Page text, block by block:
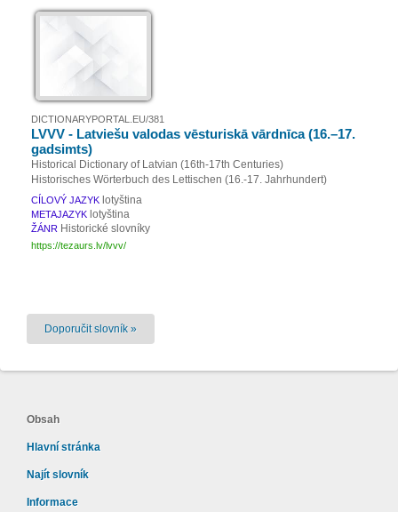
DICTIONARYPORTAL.EU/381
LVVV - Latviešu valodas vēsturiskā vārdnīca (16.–17.
gadsimts)
Historical Dictionary of Latvian (16th-17th Centuries)
Historisches Wörterbuch des Lettischen (16.-17. Jahrhundert)
CÍLOVÝ JAZYK lotyština
METAJAZYK lotyština
ŽÁNR Historické slovníky
https://tezaurs.lv/lvvv/
Doporučit slovník »
Obsah
Hlavní stránka
Najít slovník
Informace